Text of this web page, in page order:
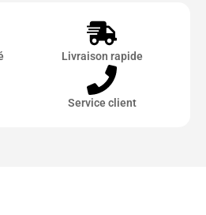
Livraison rapide
Service client